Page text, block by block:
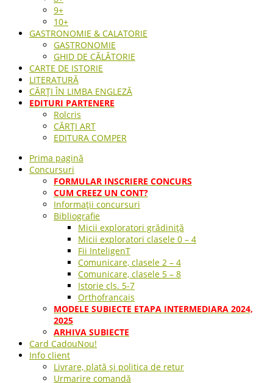
9+
10+
GASTRONOMIE & CALATORIE
GASTRONOMIE
GHID DE CĂLĂTORIE
CARTE DE ISTORIE
LITERATURĂ
CĂRȚI ÎN LIMBA ENGLEZĂ
EDITURI PARTENERE
Rolcris
CĂRȚI ART
EDITURA COMPER
Prima pagină
Concursuri
FORMULAR INSCRIERE CONCURS
CUM CREEZ UN CONT?
Informații concursuri
Bibliografie
Micii exploratori grădiniță
Micii exploratori clasele 0 – 4
Fii InteligenT
Comunicare, clasele 2 – 4
Comunicare, clasele 5 – 8
Istorie cls. 5-7
Orthofrancais
MODELE SUBIECTE ETAPA INTERMEDIARA 2024,
2025
ARHIVA SUBIECTE
Card CadouNou!
Info client
Livrare, plată și politica de retur
Urmarire comandă